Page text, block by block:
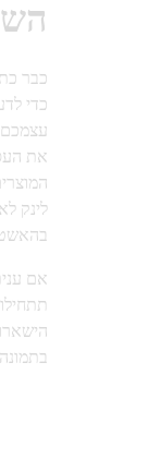
כבר
כדי
את
לינק
אם